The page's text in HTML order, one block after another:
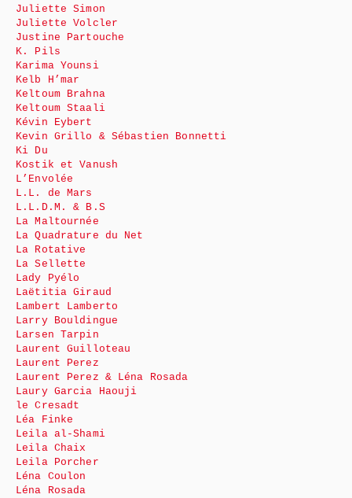
Juliette Simon
Juliette Volcler
Justine Partouche
K. Pils
Karima Younsi
Kelb H’mar
Keltoum Brahna
Keltoum Staali
Kévin Eybert
Kevin Grillo & Sébastien Bonnetti
Ki Du
Kostik et Vanush
L’Envolée
L.L. de Mars
L.L.D.M. & B.S
La Maltournée
La Quadrature du Net
La Rotative
La Sellette
Lady Pyélo
Laëtitia Giraud
Lambert Lamberto
Larry Bouldingue
Larsen Tarpin
Laurent Guilloteau
Laurent Perez
Laurent Perez & Léna Rosada
Laury Garcia Haouji
le Cresadt
Léa Finke
Leila al-Shami
Leila Chaix
Leila Porcher
Léna Coulon
Léna Rosada